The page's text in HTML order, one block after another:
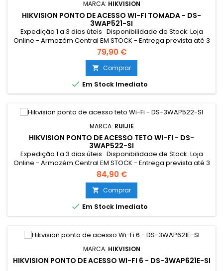
MARCA: HIKVISION
HIKVISION PONTO DE ACESSO WI-FI TOMADA - DS-
3WAP521-SI
Expedição 1 a 3 dias úteis Disponibilidade de Stock: Loja
Online - Armazém Central EM STOCK - Entrega prevista até 3
dias úteis Loja Braga - Rua António Fernandes Ferreira
Gomes SEM STOCK - Por encomenda - chegada até 2 dias
úteis
79,90 €
 Comprar
 Em Stock Imediato
MARCA: RUIJIE
HIKVISION PONTO DE ACESSO TETO WI-FI - DS-
3WAP522-SI
Expedição 1 a 3 dias úteis Disponibilidade de Stock: Loja
Online - Armazém Central EM STOCK - Entrega prevista até 3
dias úteis Loja Braga - Rua António Fernandes Ferreira
Gomes SEM STOCK - Por encomenda - chegada até 2 dias
úteis
84,90 €
 Comprar
 Em Stock Imediato
MARCA: HIKVISION
HIKVISION PONTO DE ACESSO WI-FI 6 - DS-3WAP621E-SI